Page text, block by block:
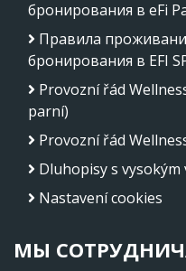
бронирования в eFi
Правила
бронирования в EFI
Provozní řád
parní)
Provozní řád
Dluhopisy s vysokým
Nastavení cookies
МЫ